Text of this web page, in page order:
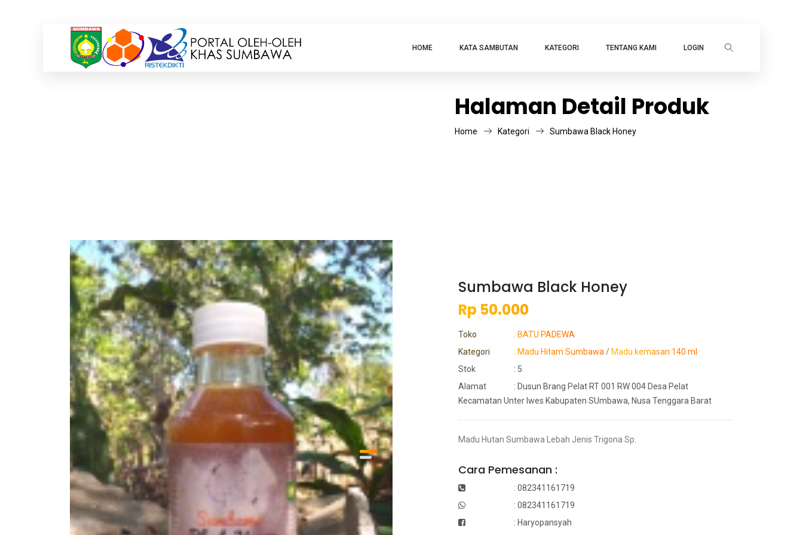
HOME KATA SAMBUTAN KATEGORI TENTANG KAMI LOGIN
Halaman Detail Produk
Home Kategori Sumbawa Black Honey
Sumbawa Black Honey
Rp 50.000
Toko
: BATU PADEWA
Kategori
: Madu Hitam Sumbawa / Madu kemasan 140 ml
Stok
: 5
Alamat
: Dusun Brang Pelat RT 001 RW 004 Desa Pelat
Kecamatan Unter Iwes Kabupaten SUmbawa, Nusa Tenggara Barat
Madu Hutan Sumbawa Lebah Jenis Trigona Sp.
Cara Pemesanan :
: 082341161719
: 082341161719
: Haryopansyah